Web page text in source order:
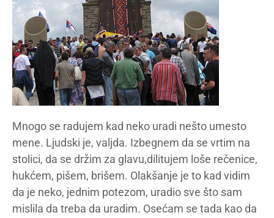
Mnogo se radujem kad neko uradi nešto umesto
mene. Ljudski je, valjda. Izbegnem da se vrtim na
stolici, da se držim za glavu,dilitujem loše rečenice,
hukćem, pišem, brišem. Olakšanje je to kad vidim
da je neko, jednim potezom, uradio sve što sam
mislila da treba da uradim. Osećam se tada kao da